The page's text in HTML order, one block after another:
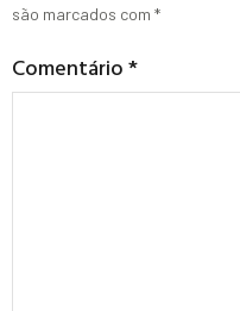
são marcados com *
Comentário*